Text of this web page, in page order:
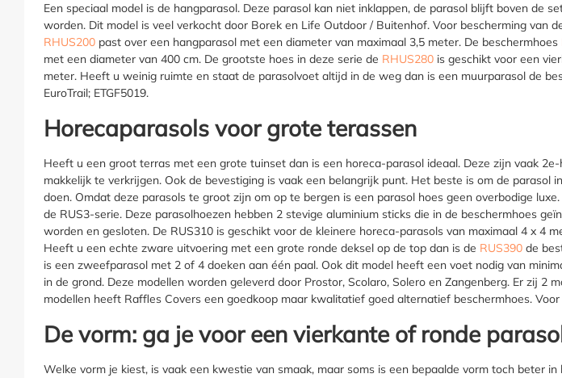
Een speciaal model is de hangparasol. Deze parasol kan niet inklappen, de parasol blijft boven de
worden. Dit model is veel verkocht door Borek en Life Outdoor / Buitenhof. Voor bescherming van
RHUS200 past over een hangparasol met een diameter van maximaal 3,5 meter. De beschermhoes
met een diameter van 400 cm. De grootste hoes in deze serie de RHUS280 is geschikt voor een
meter. Heeft u weinig ruimte en staat de parasolvoet altijd in de weg dan is een muurparasol de
EuroTrail; ETGF5019.
Horecaparasols voor grote terassen
Heeft u een groot terras met een grote tuinset dan is een horeca-parasol ideaal. Deze zijn vaak
makkelijk te verkrijgen. Ook de bevestiging is vaak een belangrijk punt. Het beste is om de
doen. Omdat deze parasols te groot zijn om op te bergen is een parasol hoes geen overbodige
de RUS3-serie. Deze parasolhoezen hebben 2 stevige aluminium sticks die in de beschermhoes
worden en gesloten. De RUS310 is geschikt voor de kleinere horeca-parasols van maximaal 4 x 4
Heeft u een echte zware uitvoering met een grote ronde deksel op de top dan is de RUS390 de
is een zweefparasol met 2 of 4 doeken aan één paal. Ook dit model heeft een voet nodig van
in de grond. Deze modellen worden geleverd door Prostor, Scolaro, Solero en Zangenberg. Er zij
modellen heeft Raffles Covers een goedkoop maar kwalitatief goed alternatief beschermhoes.
De vorm: ga je voor een vierkante of ronde
Welke vorm je kiest, is vaak een kwestie van smaak, maar soms is een bepaalde vorm toch beter